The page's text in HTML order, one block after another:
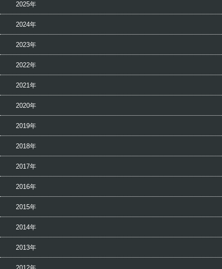
2025年
2024年
2023年
2022年
2021年
2020年
2019年
2018年
2017年
2016年
2015年
2014年
2013年